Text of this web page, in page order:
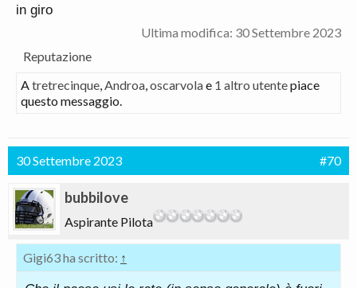
in giro
Ultima modifica: 30 Settembre 2023
Reputazione
Atretrecinque,Androa,oscarvolae 1 altro utentepiace
questo messaggio.
30 Settembre 2023 #70
bubbilove
Aspirante Pilota
Gigi63 ha scritto: ↑